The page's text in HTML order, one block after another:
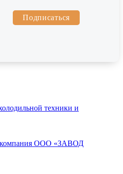
Подписаться
техники и
компания ООО «ЗАВОД